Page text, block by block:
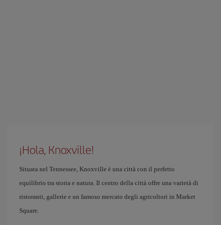
¡Hola, Knoxville!
Situata nel Tennessee, Knoxville è una città con il perfetto
equilibrio tra storia e natura. Il centro della città offre una varietà di
ristoranti, gallerie e un famoso mercato degli agricoltori in Market
Square.